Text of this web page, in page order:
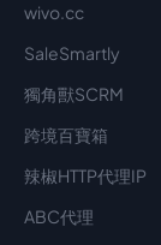
wivo.cc
SaleSmartly
獨角獸SCRM
跨境百寶箱
辣椒HTTP代理IP
ABC代理